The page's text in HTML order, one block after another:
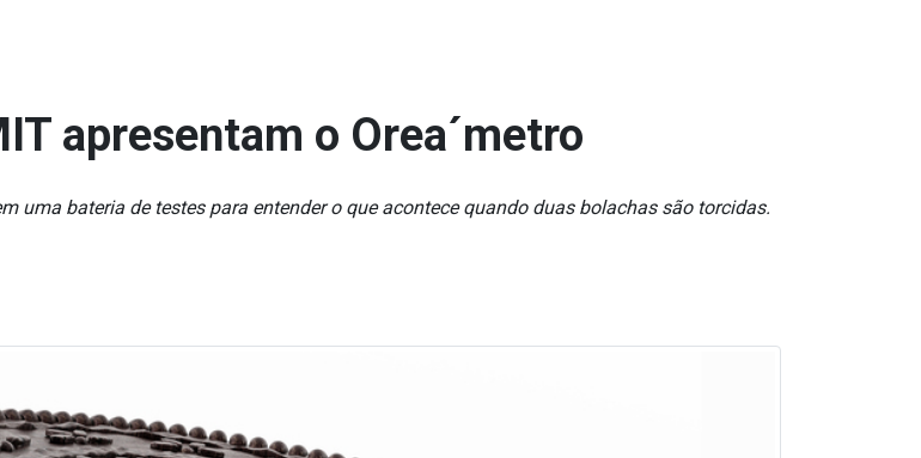
apresentam o Orea´metro
uma bateria de testes para entender o que acontece quando duas bolachas são torcidas.